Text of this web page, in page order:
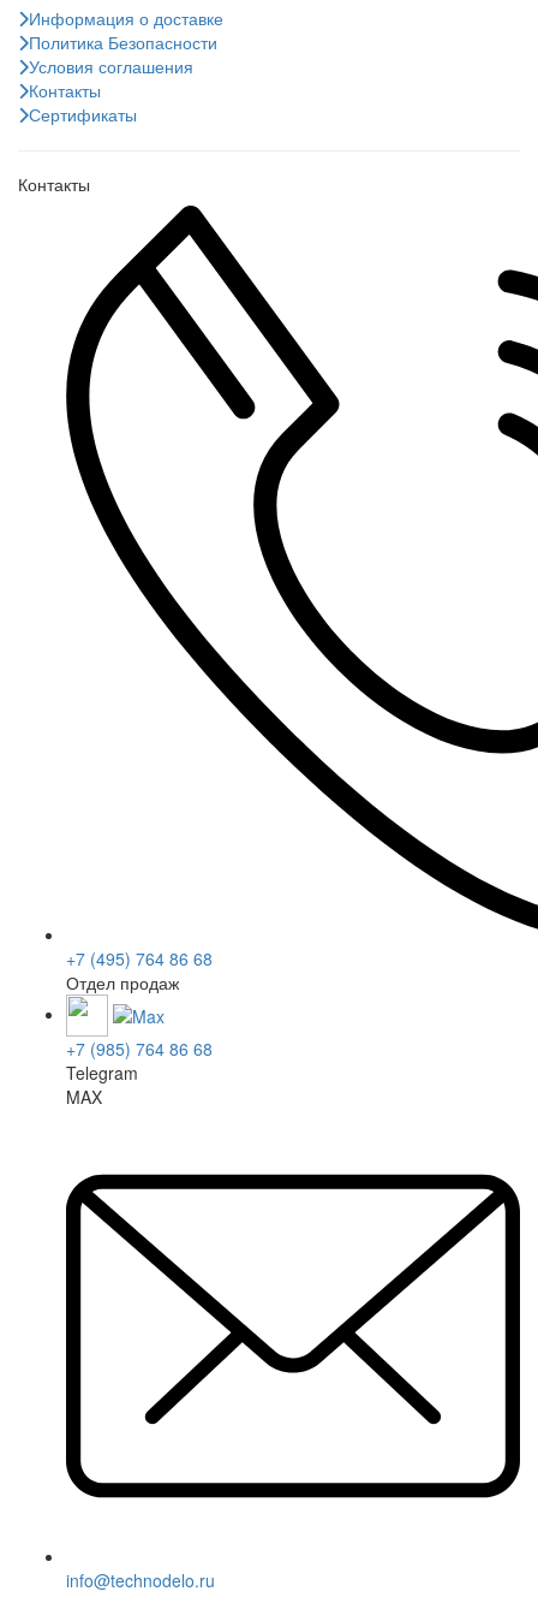
Информация о доставке
Политика Безопасности
Условия соглашения
Контакты
Сертификаты
Контакты
+7 (495) 764 86 68
Отдел продаж
+7 (985) 764 86 68
Telegram
MAX
info@technodelo.ru